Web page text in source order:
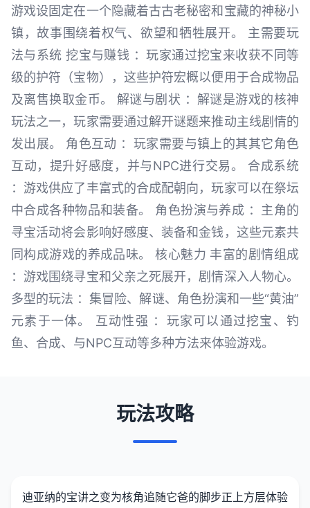
游戏设固定在一个隐藏着古古老秘密和宝藏的神秘小
镇，故事围绕着权气、欲望和牺牲展开。 主需要玩
法与系统 挖宝与赚钱 ：玩家通过挖宝来收获不同等
级的护符（宝物），这些护符宏概以便用于合成物品
及离售换取金币。 解谜与剧状 ：解谜是游戏的核神
玩法之一，玩家需要通过解开谜题来推动主线剧情的
发出展。 角色互动 ：玩家需要与镇上的其其它角色
互动，提升好感度，并与NPC进行交易。 合成系统
：游戏供应了丰富式的合成配朝向，玩家可以在祭坛
中合成各种物品和装备。 角色扮演与养成 ：主角的
寻宝活动将会影响好感度、装备和金钱，这些元素共
同构成游戏的养成品味。 核心魅力 丰富的剧情组成
：游戏围绕寻宝和父亲之死展开，剧情深入人物心。
多型的玩法 ：集冒险、解谜、角色扮演和一些“黄油”
元素于一体。 互动性强 ：玩家可以通过挖宝、钓
鱼、合成、与NPC互动等多种方法来体验游戏。
玩法攻略
迪亚纳的宝讲之变为核角追随它爸的脚步正上方层体验